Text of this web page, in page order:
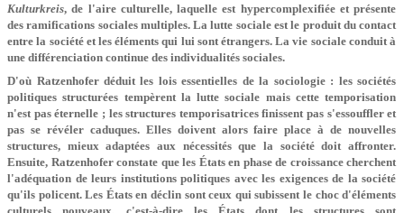
Kulturkreis, de l'aire culturelle, laquelle est hypercomplexifiée et présente
des ramifications sociales multiples. La lutte sociale est le produit du contact
entre la société et les éléments qui lui sont étrangers. La vie sociale conduit à
une différenciation continue des individualités sociales.
D'où Ratzenhofer déduit les lois essentielles de la sociologie : les sociétés
politiques structurées tempèrent la lutte sociale mais cette temporisation
n'est pas éternelle ; les structures temporisatrices finissent pas s'essouffler et
pas se révéler caduques. Elles doivent alors faire place à de nouvelles
structures, mieux adaptées aux nécessités que la société doit affronter.
Ensuite, Ratzenhofer constate que les États en phase de croissance cherchent
l'adéquation de leurs institutions politiques avec les exigences de la société
qu'ils policent. Les États en déclin sont ceux qui subissent le choc d'éléments